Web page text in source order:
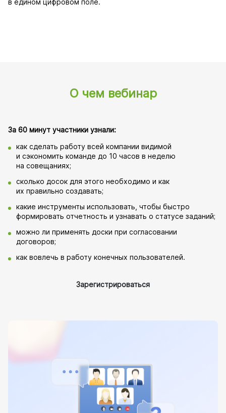
в едином цифровом поле.
О чем вебинар
За 60 минут участники узнали:
как сделать работу всей компании видимой
и сэкономить команде до 10 часов в неделю
на совещаниях;
сколько досок для этого необходимо и как
их правильно создавать;
какие инструменты использовать, чтобы быстро
формировать отчетность и узнавать о статусе заданий;
можно ли применять доски при согласовании
договоров;
как вовлечь в работу конечных пользователей.
Зарегистрироваться